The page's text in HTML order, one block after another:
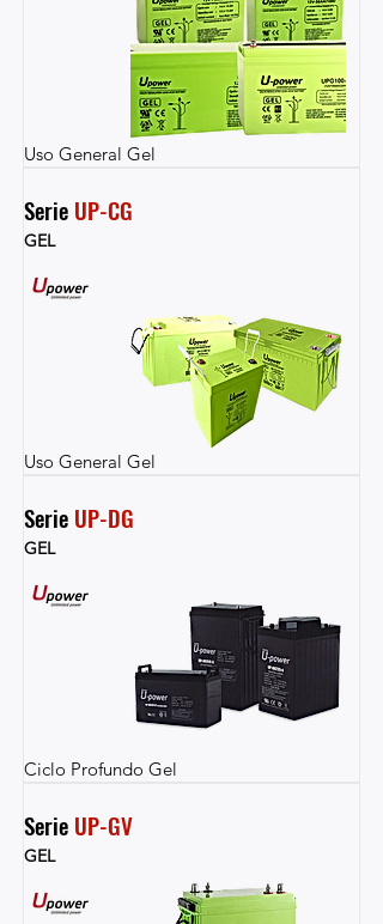
Uso General Gel
Serie UP-CG
GEL
Uso General Gel
Serie UP-DG
GEL
Ciclo Profundo Gel
Serie UP-GV
GEL